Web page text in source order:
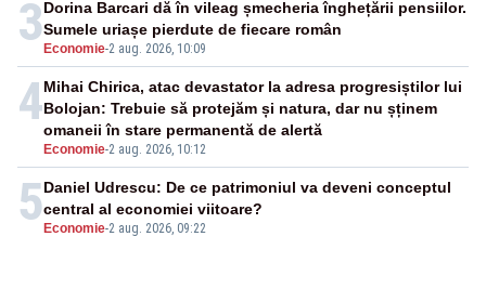
3 Economie-2 aug. 2026, 10:09
Dorina Barcari dă în vileag șmecheria înghețării pensiilor.
Sumele uriașe pierdute de fiecare român
4
Economie-2 aug. 2026, 10:12
Mihai Chirica, atac devastator la adresa progresiștilor lui
Bolojan: Trebuie să protejăm și natura, dar nu șținem
omaneii în stare permanentă de alertă
5 Economie-2 aug. 2026, 09:22
Daniel Udrescu: De ce patrimoniul va deveni conceptul
central al economiei viitoare?